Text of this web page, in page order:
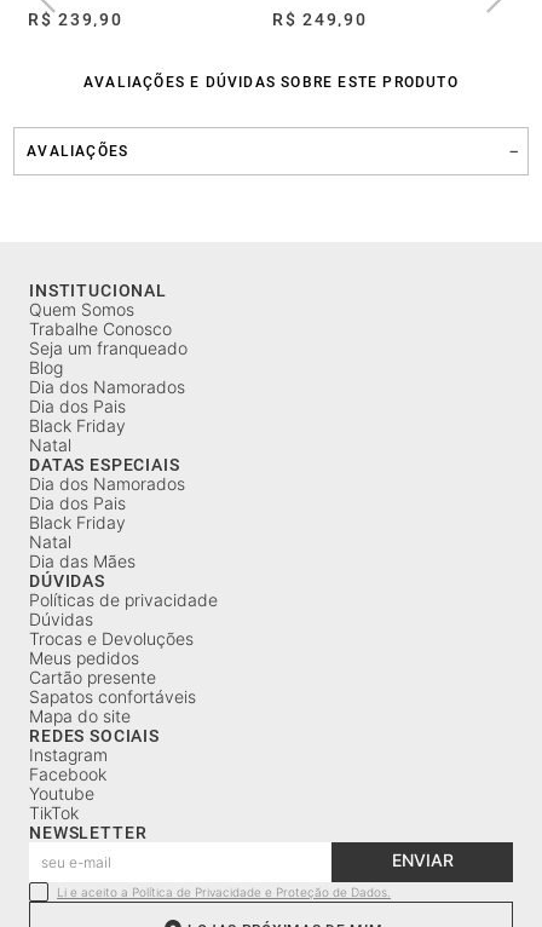
R$ 239,90 R$ 249,90
AVALIAÇÕES E DÚVIDAS SOBRE ESTE PRODUTO
AVALIAÇÕES
INSTITUCIONAL
Quem Somos
Trabalhe Conosco
Seja um franqueado
Blog
Dia dos Namorados
Dia dos Pais
Black Friday
Natal
DATAS ESPECIAIS
Dia dos Namorados
Dia dos Pais
Black Friday
Natal
Dia das Mães
DÚVIDAS
Políticas de privacidade
Dúvidas
Trocas e Devoluções
Meus pedidos
Cartão presente
Sapatos confortáveis
Mapa do site
REDES SOCIAIS
Instagram
Facebook
Youtube
TikTok
NEWSLETTER
ENVIAR
Li e aceito a Política de Privacidade e Proteção de Dados.